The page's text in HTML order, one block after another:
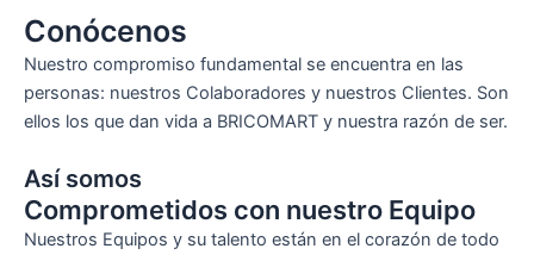
Conócenos
Nuestro compromiso fundamental se encuentra en las
personas: nuestros Colaboradores y nuestros Clientes. Son
ellos los que dan vida a BRICOMART y nuestra razón de ser.
Así somos
Comprometidos con nuestro Equipo
Nuestros Equipos y su talento están en el corazón de todo